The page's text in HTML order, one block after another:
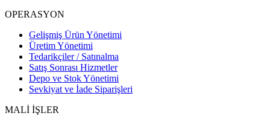
OPERASYON
Gelişmiş Ürün Yönetimi
Üretim Yönetimi
Tedarikçiler / Satınalma
Satış Sonrası Hizmetler
Depo ve Stok Yönetimi
Sevkiyat ve İade Siparişleri
MALİ İŞLER